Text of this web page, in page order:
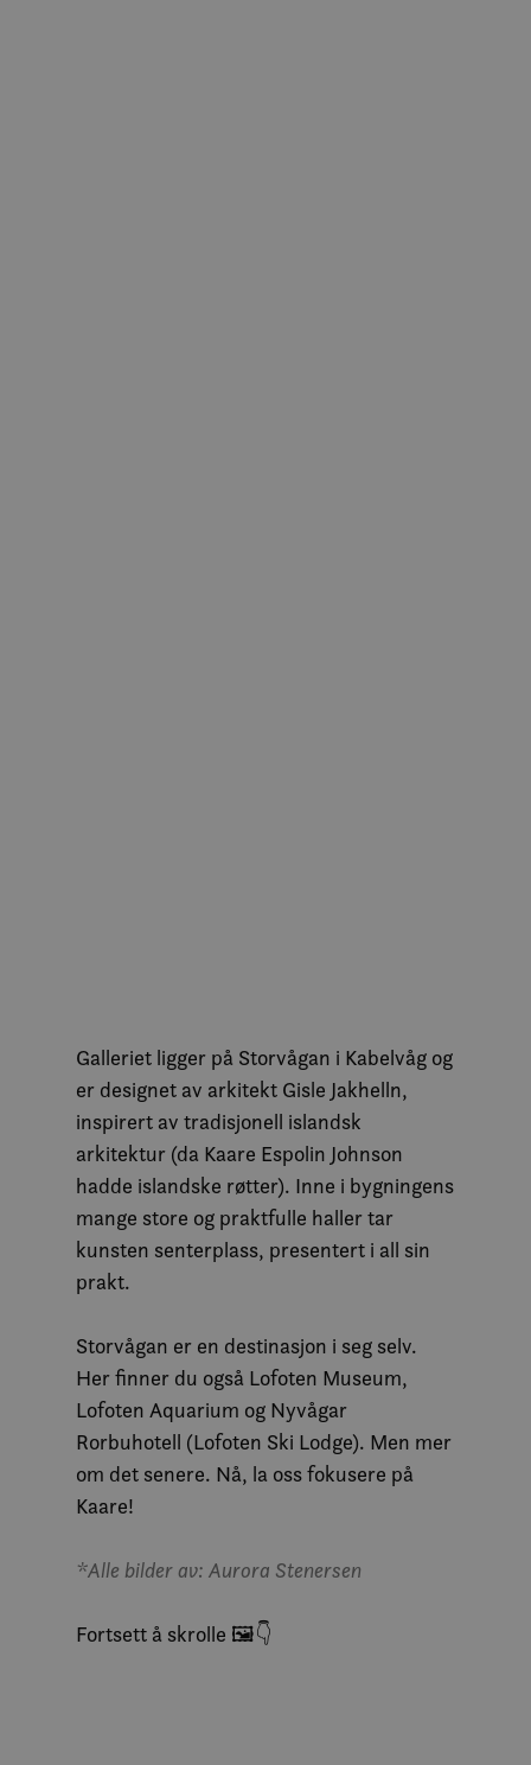
Galleriet ligger på Storvågan i Kabelvåg og
er designet av arkitekt Gisle Jakhelln,
inspirert av tradisjonell islandsk
arkitektur (da Kaare Espolin Johnson
hadde islandske røtter). Inne i bygningens
mange store og praktfulle haller tar
kunsten senterplass, presentert i all sin
prakt.
Storvågan er en destinasjon i seg selv.
Her finner du også Lofoten Museum,
Lofoten Aquarium og Nyvågar
Rorbuhotell (Lofoten Ski Lodge). Men mer
om det senere. Nå, la oss fokusere på
Kaare!
*Alle bilder av: Aurora Stenersen
Fortsett å skrolle 🖼️👇